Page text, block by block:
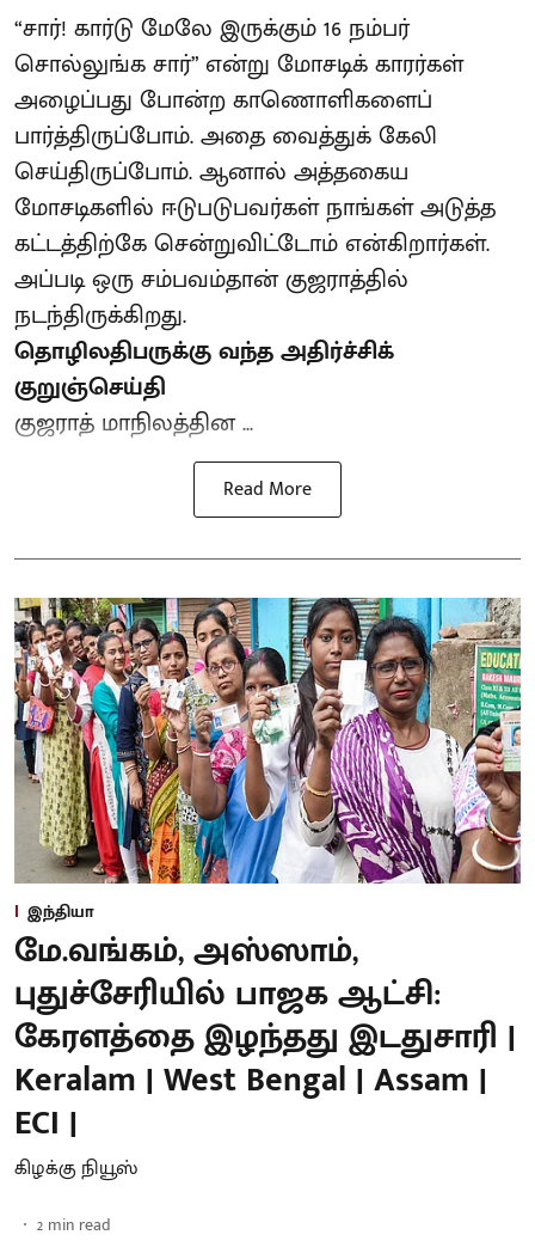
“சார்! கார்டு மேலே இருக்கும் 16 நம்பர்
சொல்லுங்க சார்” என்று மோசடிக் காரர்கள்
அழைப்பது போன்ற காணொளிகளைப்
பார்த்திருப்போம். அதை வைத்துக் கேலி
செய்திருப்போம். ஆனால் அத்தகைய
மோசடிகளில் ஈடுபடுபவர்கள் நாங்கள் அடுத்த
கட்டத்திற்கே சென்றுவிட்டோம் என்கிறார்கள்.
அப்படி ஒரு சம்பவம்தான் குஜராத்தில்
நடந்திருக்கிறது.
தொழிலதிபருக்கு வந்த அதிர்ச்சிக்
குறுஞ்செய்தி
குஜராத் மாநிலத்தின ...
Read More
இந்தியா
மே.வங்கம், அஸ்ஸாம்,
புதுச்சேரியில் பாஜக ஆட்சி:
கேரளத்தை இழந்தது இடதுசாரி |
Keralam | West Bengal | Assam |
ECI |
கிழக்கு நியூஸ்
2 min read